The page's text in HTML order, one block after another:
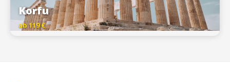
Korfu
ab 119 €